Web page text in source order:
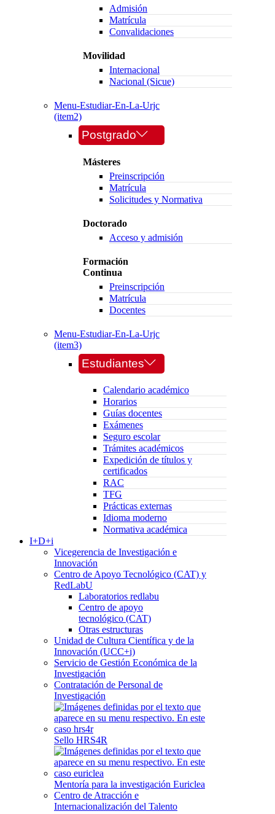
Admisión
Matrícula
Convalidaciones
Movilidad
Internacional
Nacional (Sicue)
Menu-Estudiar-En-La-Urjc
(item2)
Postgrado
Másteres
Preinscripción
Matrícula
Solicitudes y Normativa
Doctorado
Acceso y admisión
Formación
Continua
Preinscripción
Matrícula
Docentes
Menu-Estudiar-En-La-Urjc
(item3)
Estudiantes
Calendario académico
Horarios
Guías docentes
Exámenes
Seguro escolar
Trámites académicos
Expedición de títulos y
certificados
RAC
TFG
Prácticas externas
Idioma moderno
Normativa académica
I+D+i
Vicegerencia de Investigación e
Innovación
Centro de Apoyo Tecnológico (CAT) y
RedLabU
Laboratorios redlabu
Centro de apoyo
tecnológico (CAT)
Otras estructuras
Unidad de Cultura Científica y de la
Innovación (UCC+i)
Servicio de Gestión Económica de la
Investigación
Contratación de Personal de
Investigación
Sello HRS4R
Mentoría para la investigación Euriclea
Centro de Atracción e
Internacionalización del Talento